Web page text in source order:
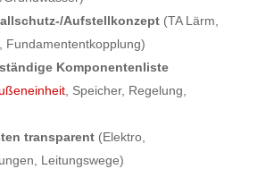
Aufstellkonzept(TA Lärm,
Fundamententkopplung)
Komponentenliste
, Speicher, Regelung,
transparent(Elektro,
Leitungswege)